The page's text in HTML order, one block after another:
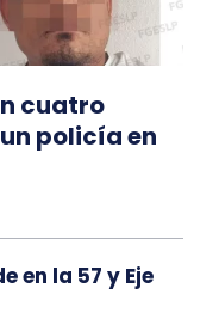
cuatro
policía en
en la 57 y Eje